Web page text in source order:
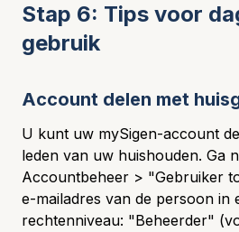
Stap 6: Tips voor
gebruik
Account delen met
U kunt uw mySigen-account
leden van uw huishouden. Ga
Accountbeheer > "Gebruiker
e-mailadres van de persoon in
rechtenniveau: "Beheerder"